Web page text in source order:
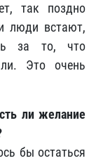
так поздно
люди встают,
за то, что
Это очень
ли желание
бы остаться